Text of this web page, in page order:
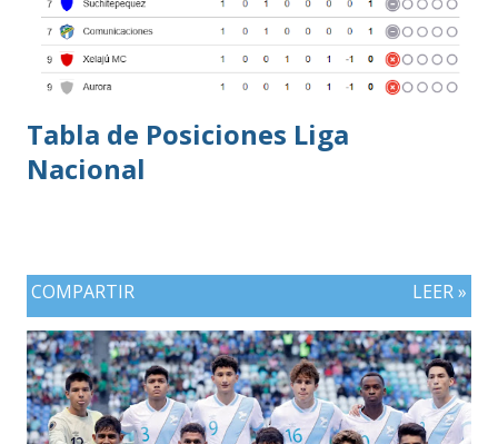
Tabla de Posiciones Liga
Nacional
COMPARTIR LEER »